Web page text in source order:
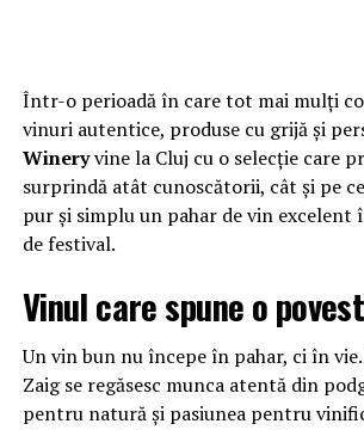
Într-o perioadă în care tot mai mulți
vinuri autentice, produse cu grijă și
Wineryvine la Cluj cu o selecție care
surprindă atât cunoscătorii, cât și pe
pur și simplu un pahar de vin
de festival.
Vinul care spune o
Un vin bun nu începe în pahar, ci în
Zaig se regăsesc munca atentă din
pentru natură și pasiunea pentru